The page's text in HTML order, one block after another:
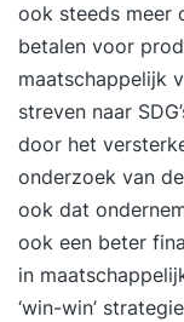
ook steeds meer
betalen voor
maatschappelijk
streven naar
door het
onderzoek van
ook dat
ook een beter
in
‘win-win’